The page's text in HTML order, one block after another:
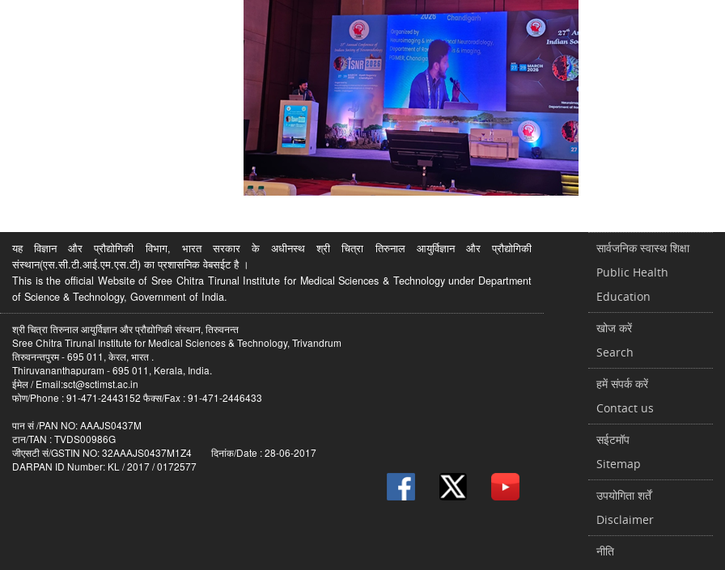
यह विज्ञान और प्रौद्योगिकी विभाग, भारत सरकार के अधीनस्थ श्री चित्रा तिरुनाल आयुर्विज्ञान और प्रौद्योगिकी
संस्थान(एस.सी.टी.आई.एम.एस.टी) का प्रशासनिक वेबसईट है ।
This is the official Website of Sree Chitra Tirunal Institute for Medical Sciences & Technology under Department
of Science & Technology, Government of India.
श्री चित्रा तिरुनाल आयुर्विज्ञान और प्रौद्योगिकी संस्थान, तिरुवनन्त
Sree Chitra Tirunal Institute for Medical Sciences & Technology, Trivandrum
तिरुवनन्तपुरम - 695 011, केरल, भारत .
Thiruvananthapuram - 695 011, Kerala, India.
ईमेल / Email:sct@sctimst.ac.in
फोण/Phone : 91-471-2443152 फैक्स/Fax : 91-471-2446433
पान सं /PAN NO: AAAJS0437M
टान/TAN : TVDS00986G
जीएसटी सं/GSTIN NO: 32AAAJS0437M1Z4 दिनांक/Date : 28-06-2017
DARPAN ID Number: KL / 2017 / 0172577
सार्वजनिक स्वास्थ शिक्षा
Public Health
Education
खोज करें
Search
हमें संपर्क करें
Contact us
सईटमॉप
Sitemap
उपयोगिता शर्तें
Disclaimer
नीति